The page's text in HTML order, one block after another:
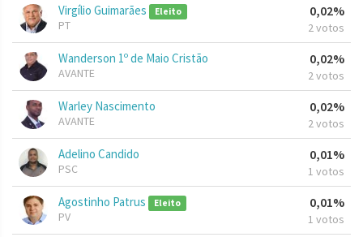
Virgílio Guimarães Eleito
PT
0,02%
2 votos
Wanderson 1º de Maio Cristão
AVANTE
0,02%
2 votos
Warley Nascimento
AVANTE
0,02%
2 votos
Adelino Candido
PSC
0,01%
1 votos
Agostinho Patrus Eleito
PV
0,01%
1 votos